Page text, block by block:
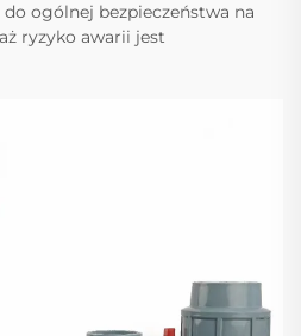
ogólnej bezpieczeństwa na
ryzyko awarii jest